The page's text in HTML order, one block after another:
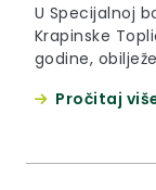
U Specijalnoj
Krapinske
godine,
Pročitaj